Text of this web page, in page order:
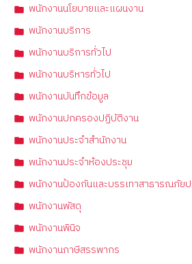
พนักงานนโยบายและแผนงาน
พนักงานบริการ
พนักงานบริการทั่วไป
พนักงานบริหารทั่วไป
พนักงานบันทึกข้อมูล
พนักงานปกครองปฏิบัติงาน
พนักงานประจำสำนักงาน
พนักงานประจำห้องประชุม
พนักงานป้องกันและบรรเทาสาธารณภัย
พนักงานพัสดุ
พนักงานพินิจ
พนักงานภาษีสรรพากร